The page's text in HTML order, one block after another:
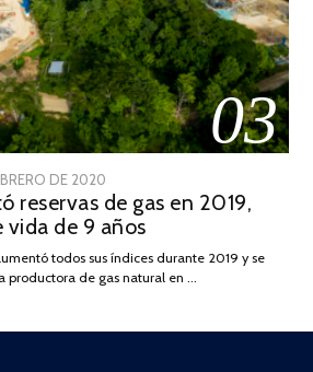
03
DE 2020
DE
JULIO
2025
reservas de gas en 2019,
vida de 9 años
todos sus índices durante 2019 y se
productora de gas natural en …